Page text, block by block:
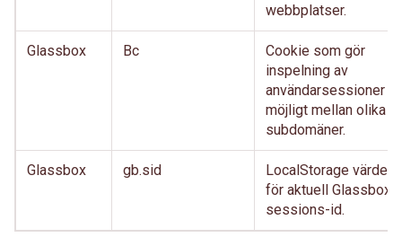
webbplatser.
Glassbox Bc
Cookie som gör
inspelning av
användarsessioner
möjligt mellan olika
subdomäner.
Glassbox gb.sid
LocalStorage värde
för aktuell Glassbox-
sessions-id.